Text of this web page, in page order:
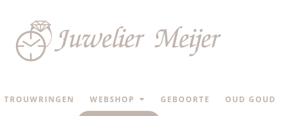
TROUWRINGEN WEBSHOP GEBOORTE OUD GOUD